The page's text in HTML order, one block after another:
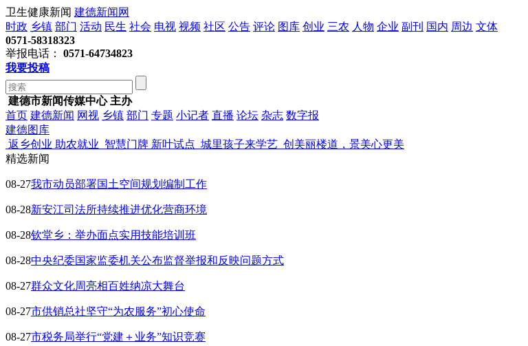
卫生健康新闻 建德新闻网
时政 乡镇 部门 活动 民生 社会 电视 视频 社区 公告 评论 图库 创业 三农 人物 企业 副刊 国内 周边 文体
0571-58318323
举报电话：
0571-64734823
我要投稿
建德市新闻传媒中心 主办
首页 建德新闻 网视 乡镇 部门 专题 小记者 直播 论坛 杂志 数字报
建德图库
返乡创业 助农就业 智慧门牌 新叶试点 城里孩子来学艺 创美丽楼道，景美心更美
精选新闻
08-27我市动员部署国土空间规划编制工作
08-28新安江司法所持续推进优化营商环境
08-28钦堂乡：举办面点实用技能培训班
08-28中央纪委国家监委机关公布监督举报和反映问题方式
08-27群众文化周亮相百姓纳凉大舞台
08-27市供销总社坚守“为农服务”初心使命
08-27市税务局举行“党建＋业务”知识竞赛